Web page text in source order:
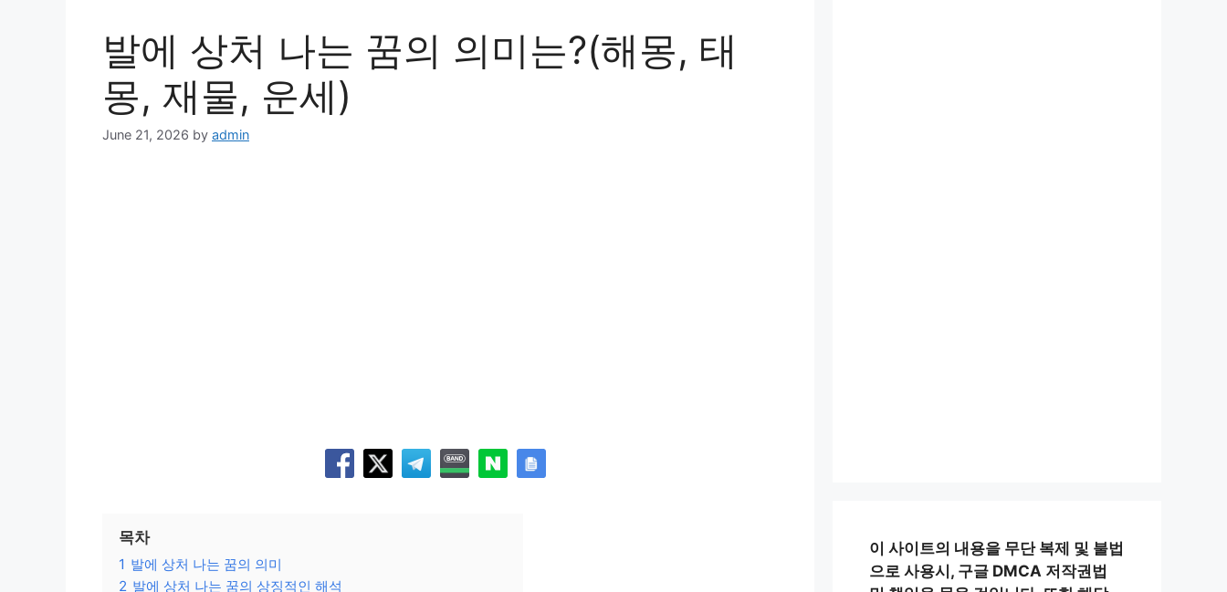
발에 상처 나는 꿈의 의미는?(해몽, 태
몽, 재물, 운세)
June 21, 2026 by admin
목차
1 발에 상처 나는 꿈의 의미
2 발에 상처 나는 꿈의 상징적인 해석
이 사이트의 내용을 무단 복제 및 불법
으로 사용시, 구글 DMCA 저작권법